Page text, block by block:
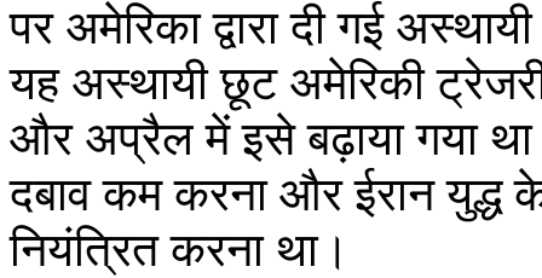
पर अमेरिका द्वारा दी गई
यह अस्थायी छूट अमेरिकी ट्रेजरी
और अप्रैल में इसे बढ़ाया गया
दबाव कम करना और ईरान युद्ध
नियंत्रित करना था।